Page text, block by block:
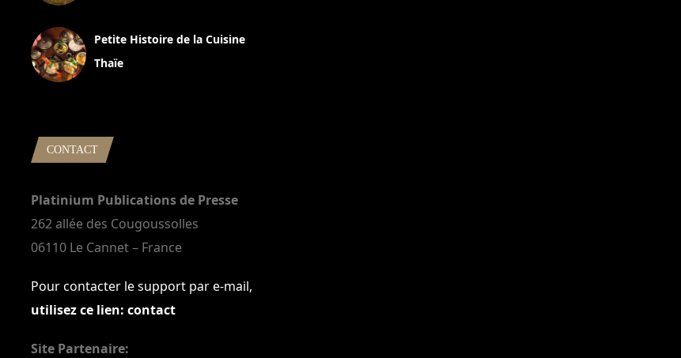
Petite Histoire de la Cuisine
Thaïe
CONTACT
Platinium Publications de Presse
262 allée des Cougoussolles
06110 Le Cannet – France
Pour contacter le support par e-mail,
utilisez ce lien: contact
Site Partenaire: